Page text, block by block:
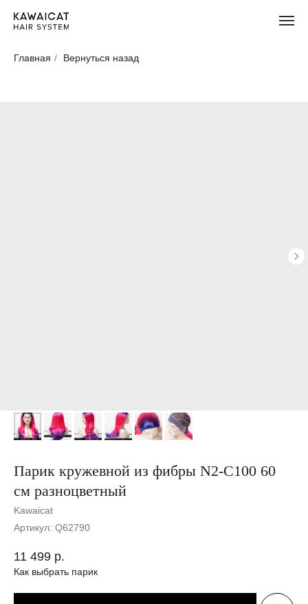
Главная / Вернуться назад
Парик кружевной из фибры N2-C100 60
см разноцветный
Kawaicat
Артикул: Q62790
11 499 р.
Как выбрать парик